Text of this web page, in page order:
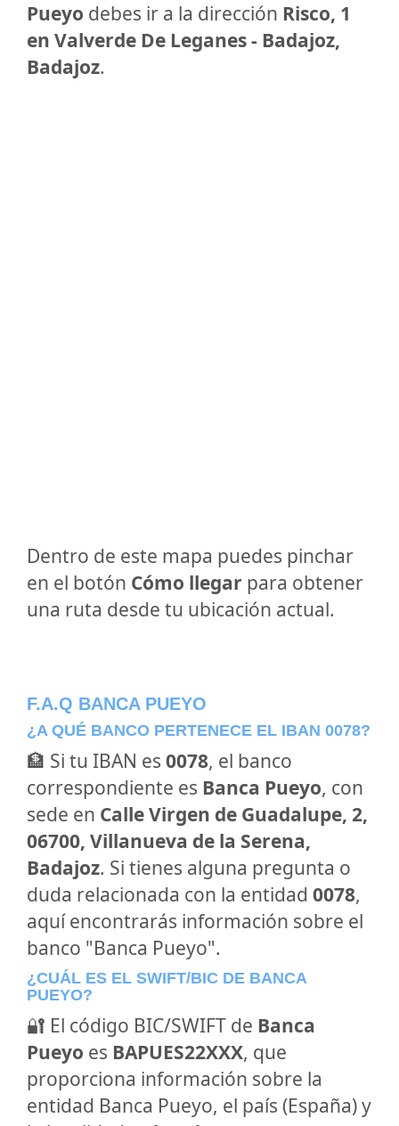
Pueyo debes ir a la dirección Risco, 1
en Valverde De Leganes - Badajoz,
Badajoz.
Dentro de este mapa puedes pinchar
en el botón Cómo llegar para obtener
una ruta desde tu ubicación actual.
F.A.Q BANCA PUEYO
¿A QUÉ BANCO PERTENECE EL IBAN 0078?
🏦 Si tu IBAN es 0078, el banco
correspondiente es Banca Pueyo, con
sede en Calle Virgen de Guadalupe, 2,
06700, Villanueva de la Serena,
Badajoz. Si tienes alguna pregunta o
duda relacionada con la entidad 0078,
aquí encontrarás información sobre el
banco "Banca Pueyo".
¿CUÁL ES EL SWIFT/BIC DE BANCA
PUEYO?
🔐 El código BIC/SWIFT de Banca
Pueyo es BAPUES22XXX, que
proporciona información sobre la
entidad Banca Pueyo, el país (España) y